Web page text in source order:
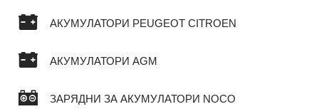
АКУМУЛАТОРИ PEUGEOT CITROEN
АКУМУЛАТОРИ AGM
ЗАРЯДНИ ЗА АКУМУЛАТОРИ NOCO